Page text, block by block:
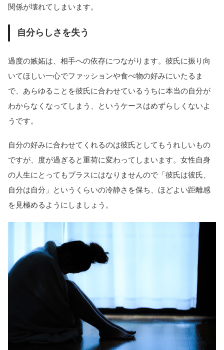
関係が壊れてしまいます。
自分らしさを失う
過度の嫉妬は、相手への依存につながります。彼氏に振り向
いてほしい一心でファッションや食べ物の好みにいたるま
で、あらゆることを彼氏に合わせているうちに本当の自分が
わからなくなってしまう、というケースはめずらしくないよ
うです。
自分の好みに合わせてくれるのは彼氏としてもうれしいもの
ですが、度が過ぎると重荷に変わってしまいます。女性自身
の人生にとってもプラスにはなりませんので「彼氏は彼氏、
自分は自分」というくらいの冷静さを保ち、ほどよい距離感
を見極めるようにしましょう。